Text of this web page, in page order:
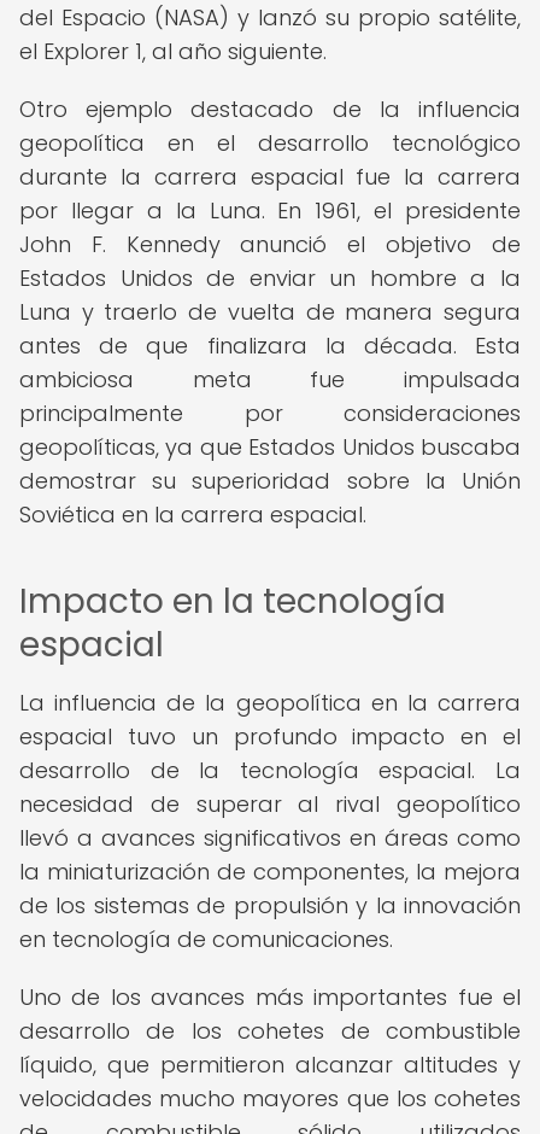
del Espacio (NASA) y lanzó su propio satélite,
el Explorer 1, al año siguiente.
Otro ejemplo destacado de la influencia
geopolítica en el desarrollo tecnológico
durante la carrera espacial fue la carrera
por llegar a la Luna. En 1961, el presidente
John F. Kennedy anunció el objetivo de
Estados Unidos de enviar un hombre a la
Luna y traerlo de vuelta de manera segura
antes de que finalizara la década. Esta
ambiciosa meta fue impulsada
principalmente por consideraciones
geopolíticas, ya que Estados Unidos buscaba
demostrar su superioridad sobre la Unión
Soviética en la carrera espacial.
Impacto en la tecnología
espacial
La influencia de la geopolítica en la carrera
espacial tuvo un profundo impacto en el
desarrollo de la tecnología espacial. La
necesidad de superar al rival geopolítico
llevó a avances significativos en áreas como
la miniaturización de componentes, la mejora
de los sistemas de propulsión y la innovación
en tecnología de comunicaciones.
Uno de los avances más importantes fue el
desarrollo de los cohetes de combustible
líquido, que permitieron alcanzar altitudes y
velocidades mucho mayores que los cohetes